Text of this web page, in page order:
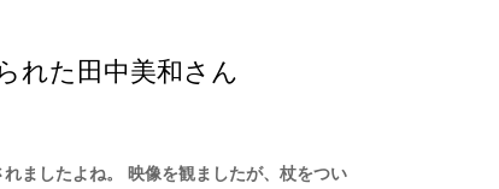
れた田中美和さん
ましたよね。 映像を観ましたが、杖をつい